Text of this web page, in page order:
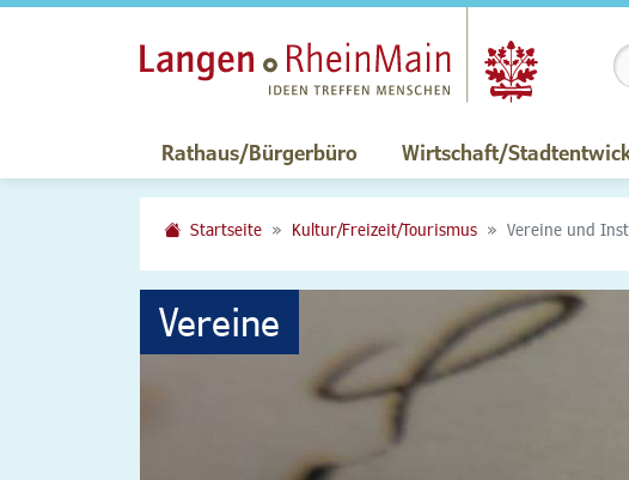
Rathaus/Bürgerbüro Wirtschaft/
Startseite Kultur/Freizeit/Tourismus Vereine und
Vereine